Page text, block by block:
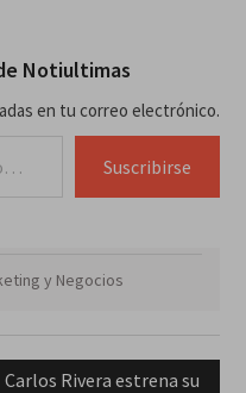
Notiultimas
en tu correo electrónico.
Suscribirse
y Negocios
Next
Carlos Rivera estrena su